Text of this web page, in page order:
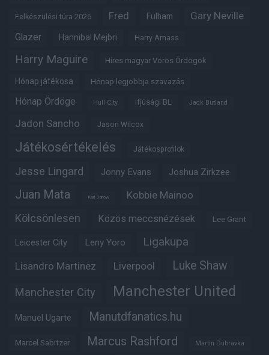
Felkészülési túra 2026 Fred Fulham Gary Neville
Glazer Hannibal Mejbri Harry Amass
Harry Maguire Híres magyar Vörös Ördögök
Hónap játékosa Hónap legjobbja szavazás
Hónap Ördöge Hull City Ifjúsági BL Jack Butland
Jadon Sancho Jason Wilcox
Játékosértékelés Játékosprofilok
Jesse Lingard Jonny Evans Joshua Zirkzee
Juan Mata Karl Darlow Kobbie Mainoo
Kölcsönlesen Közös meccsnézések Lee Grant
Leicester City Leny Yoro Ligakupa
Lisandro Martinez Liverpool Luke Shaw
Manchester City Manchester United
Manuel Ugarte Manutdfanatics.hu
Marcel Sabitzer Marcus Rashford Martin Dubravka